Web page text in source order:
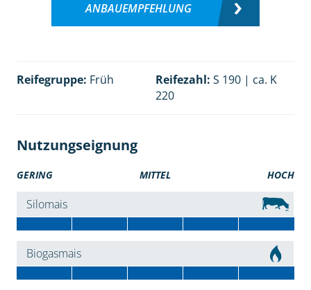
ANBAUEMPFEHLUNG
Reifegruppe: Früh Reifezahl: S 190 | ca. K
220
Nutzungseignung
GERING MITTEL HOCH
Silomais
Biogasmais